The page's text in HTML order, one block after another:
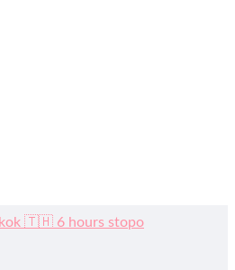
🇹🇭 6 hours stopo